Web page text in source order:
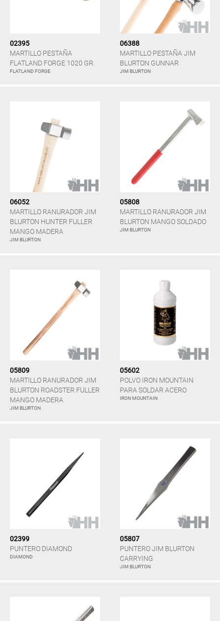
02395
MARTILLO PESTAÑA
FLATLAND FORGE 1020 GR.
FLATLAND FORGE
06388
MARTILLO PESTAÑA JIM
BLURTON GUNNAR
JIM BLURTON
06052
MARTILLO RANURADOR JIM
BLURTON HUNTER FULLER
MANGO MADERA
JIM BLURTON
05808
MARTILLO RANURADOR JIM
BLURTON MANGO SOLDADO
JIM BLURTON
05809
MARTILLO RANURADOR JIM
BLURTON ROADSTER FULLER
MANGO MADERA
JIM BLURTON
05602
POLVO IRON MOUNTAIN
PARA SOLDAR ACERO
IRON MOUNTAIN
02399
PUNTERO DIAMOND
DIAMOND
05807
PUNTERO JIM BLURTON
CARRYING
JIM BLURTON